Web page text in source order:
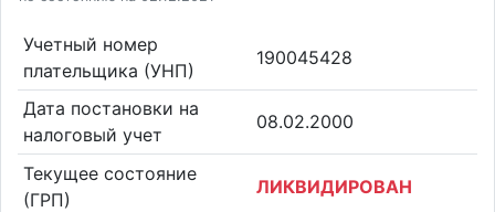
Учетный номер
плательщика (УНП)
190045428
Дата постановки на
налоговый учет
08.02.2000
Текущее состояние
(ГРП)
ЛИКВИДИРОВАН